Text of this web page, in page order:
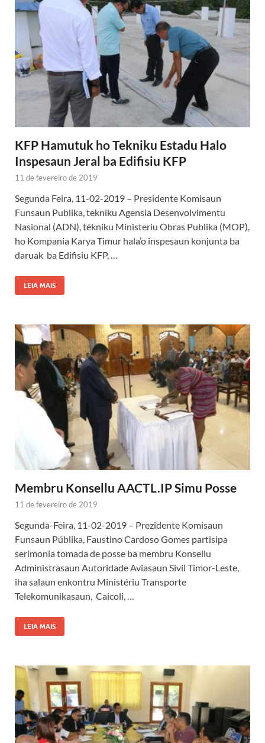
KFP Hamutuk ho Tekniku Estadu Halo
Inspesaun Jeral ba Edifisiu KFP
11 de fevereiro de 2019
Segunda Feira, 11-02-2019 – Presidente Komisaun
Funsaun Publika, tekniku Agensia Desenvolvimentu
Nasional (ADN), tékniku Ministeriu Obras Publika (MOP),
ho Kompania Karya Timur hala’o inspesaun konjunta ba
daruak ba Edifisiu KFP, …
LEIA MAIS
Membru Konsellu AACTL.IP Simu Posse
11 de fevereiro de 2019
Segunda-Feira, 11-02-2019 – Prezidente Komisaun
Funsaun Públika, Faustino Cardoso Gomes partisipa
serimonia tomada de posse ba membru Konsellu
Administrasaun Autoridade Aviasaun Sivil Timor-Leste,
iha salaun enkontru Ministériu Transporte
Telekomunikasaun, Caicoli, …
LEIA MAIS